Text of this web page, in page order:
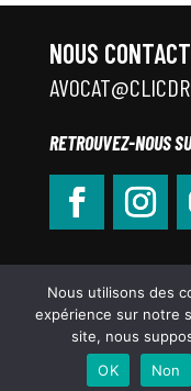
NOUS
RETROUVEZ-NOUS
Copyright © 2022 – Clic
Nous utilisons des
expérience sur notre
site, nous
OK
Non